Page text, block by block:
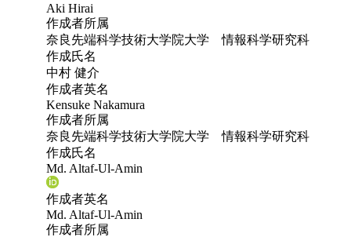
Aki Hirai
作成者所属
奈良先端科学技術大学院大学 情報科学研究科
作成氏名
中村 健介
作成者英名
Kensuke Nakamura
作成者所属
奈良先端科学技術大学院大学 情報科学研究科
作成氏名
Md. Altaf-Ul-Amin
作成者英名
Md. Altaf-Ul-Amin
作成者所属